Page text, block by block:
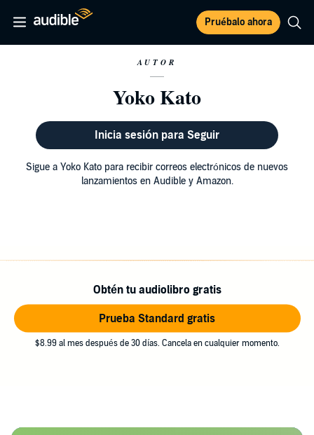
Pruébalo ahora
AUTOR
Yoko Kato
Inicia sesión para Seguir
Sigue a Yoko Kato para recibir correos electrónicos de nuevos
lanzamientos en Audible y Amazon.
Obtén tu audiolibro gratis
Prueba Standard gratis
$8.99 al mes después de 30 días. Cancela en cualquier momento.